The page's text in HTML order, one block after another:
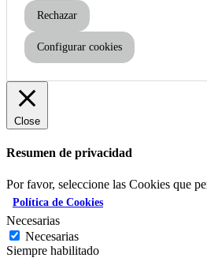
Rechazar
Configurar cookies
Close
Resumen de privacidad
Por favor, seleccione las Cookies que
Política de Cookies
Necesarias
Necesarias
Siempre habilitado